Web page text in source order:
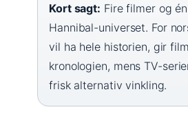
Kort sagt: Fire filmer og
Hannibal-universet. For
vil ha hele historien, gir
kronologien, mens TV-
frisk alternativ vinkling.